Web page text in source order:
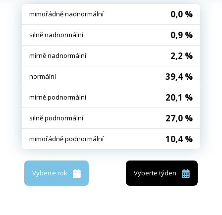
mimořádně nadnormální 0,0 %
silně nadnormální 0,9 %
mírně nadnormální 2,2 %
normální 39,4 %
mírně podnormální 20,1 %
silně podnormální 27,0 %
mimořádně podnormální 10,4 %
Vyberte rok Vyberte týden